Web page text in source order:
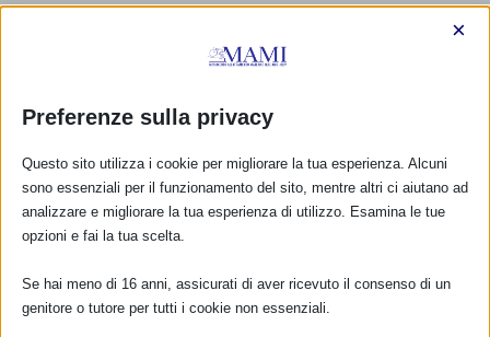
Preferenze sulla privacy
×
Questo sito utilizza i cookie per migliorare la tua esperienza. Alcuni
sono essenziali per il funzionamento del sito, mentre altri ci aiutano ad
analizzare e migliorare la tua esperienza di utilizzo. Esamina le tue
opzioni e fai la tua scelta.
Se hai meno di 16 anni, assicurati di aver ricevuto il consenso di un
genitore o tutore per tutti i cookie non essenziali.